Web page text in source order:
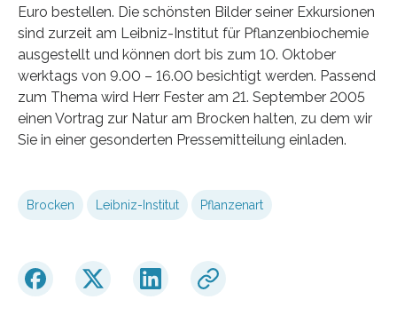
Euro bestellen. Die schönsten Bilder seiner Exkursionen
sind zurzeit am Leibniz-Institut für Pflanzenbiochemie
ausgestellt und können dort bis zum 10. Oktober
werktags von 9.00 – 16.00 besichtigt werden. Passend
zum Thema wird Herr Fester am 21. September 2005
einen Vortrag zur Natur am Brocken halten, zu dem wir
Sie in einer gesonderten Pressemitteilung einladen.
Brocken Leibniz-Institut Pflanzenart